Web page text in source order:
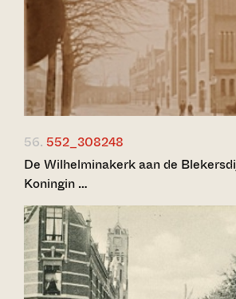
56. 552_308248
De Wilhelminakerk aan de
Koningin …